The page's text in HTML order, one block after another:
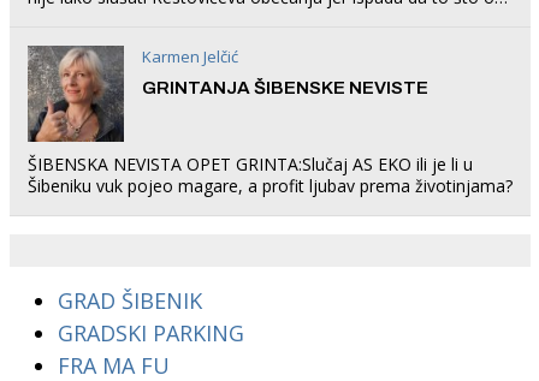
Karmen Jelčić
GRINTANJA ŠIBENSKE NEVISTE
ŠIBENSKA NEVISTA OPET GRINTA:Slučaj AS EKO ili je li u
Šibeniku vuk pojeo magare, a profit ljubav prema životinjama?
GRAD ŠIBENIK
GRADSKI PARKING
FRA MA FU